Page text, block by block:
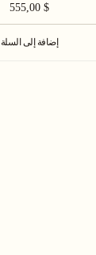
555,00 $
إضافة إلى السلة